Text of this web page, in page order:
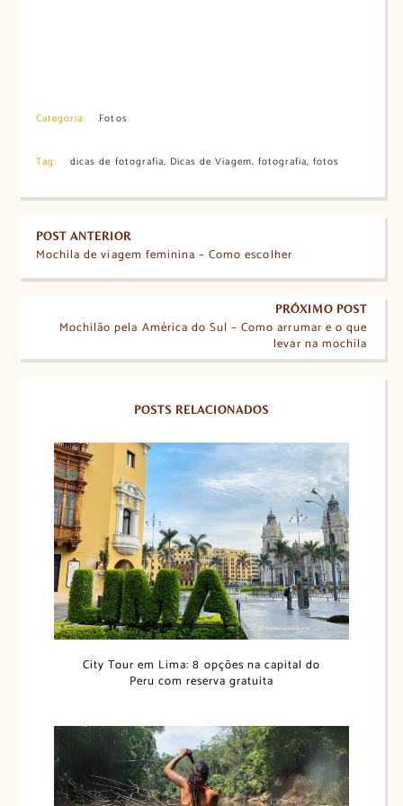
Categoria: Fotos
Tag: dicas de fotografia, Dicas de Viagem, fotografia,fotos
POST ANTERIOR
Mochila de viagem feminina – Como escolher
PRÓXIMO POST
Mochilão pela América do Sul – Como arrumar e o que
levar na mochila
POSTS RELACIONADOS
City Tour em Lima: 8 opções na capital do
Peru com reserva gratuita